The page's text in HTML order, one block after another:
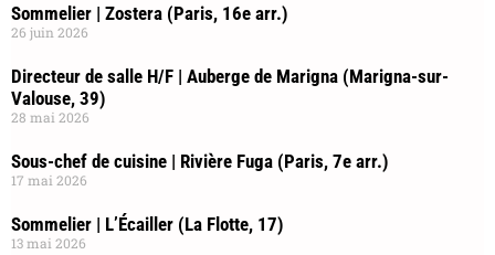
Sommelier | Zostera (Paris, 16e arr.)
26 juin 2026
Directeur de salle H/F | Auberge de Marigna (Marigna-sur-
Valouse, 39)
28 mai 2026
Sous-chef de cuisine | Rivière Fuga (Paris, 7e arr.)
17 mai 2026
Sommelier | L’Écailler (La Flotte, 17)
13 mai 2026